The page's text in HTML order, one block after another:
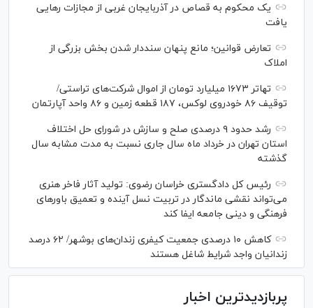
یک محکوم به قصاص در آذربایجان‌ غربی از مجازات رهایی
یافت
تعارض قوانین؛ مانع پنهان سنددار شدن بخش بزرگی از
املاک
تهاتر ۱۶۷۳ میلیارد تومان از اموال شرکت‌های تراستی/
توقیف ۸۶ خودروی لوکس، ۱۸۷ قطعه زمین و ۸۶ واحد آپارتمان
رشد حدود ۹ درصدی صلح و سازش در شورای حل اختلاف
استان تهران در خرداد ماه سال جاری نسبت به مدت مشابه سال
گذشته
رئیس کل دادگستری خراسان رضوی: تولید آثار فاخر هنری
می‌تواند نقشی ماندگار در تربیت نسل آینده و تعمیق باور‌های
فرهنگی و دینی جامعه ایفا کند
کاهش ۱۰ درصدی جمعیت کیفری زندان‌های بوشهر/ ۶۲ درصد
زندانیان واجد شرایط شاغل هستند
پربازدیدترین اخبار